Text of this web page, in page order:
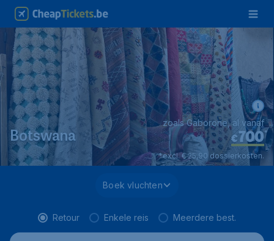
Botswana €700*
zoals Gaborone, al vanaf
*excl. € 25,90 dossierkosten.
Boek vluchten
Retour Enkele reis Meerdere best.